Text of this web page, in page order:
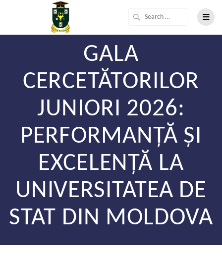
GALA
CERCETĂTORILOR
JUNIORI 2026:
PERFORMANȚĂ ȘI
EXCELENȚĂ LA
UNIVERSITATEA DE
STAT DIN MOLDOVA